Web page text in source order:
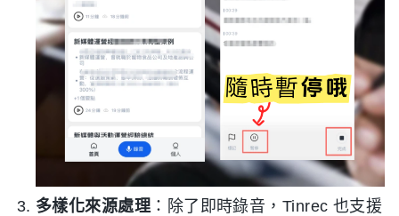
多樣化來源處理 ：除了即時錄音，Tinrec 也支援